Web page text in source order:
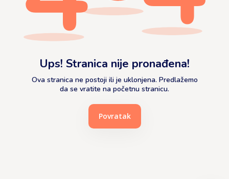
Ups! Stranica nije pronađena!
Ova stranica ne postoji ili je uklonjena. Predlažemo
da se vratite na početnu stranicu.
Povratak